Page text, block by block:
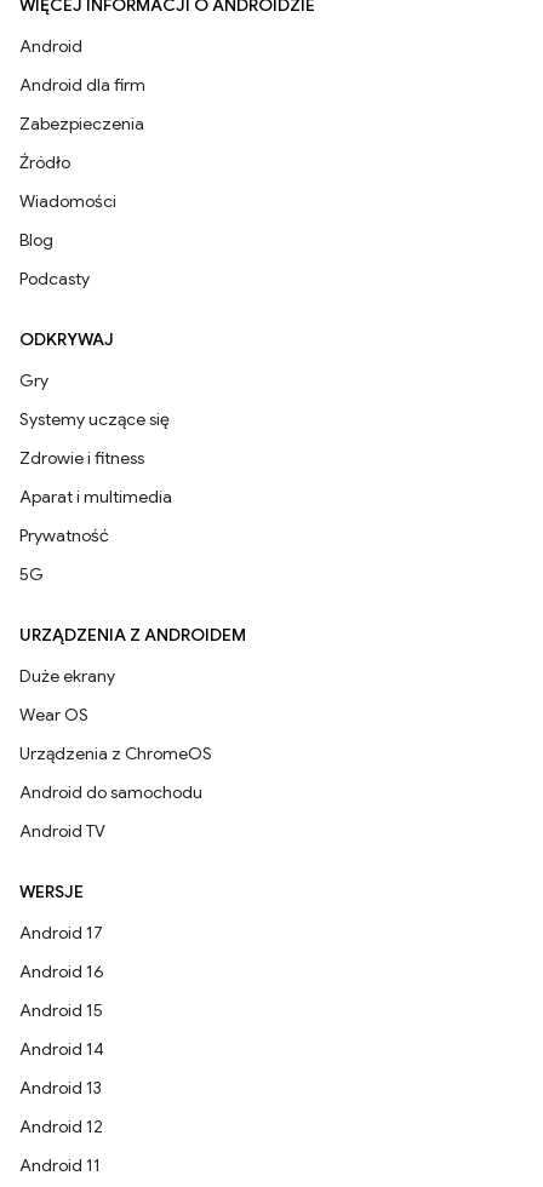
WIĘCEJ INFORMACJI O ANDROIDZIE
Android
Android dla firm
Zabezpieczenia
Źródło
Wiadomości
Blog
Podcasty
ODKRYWAJ
Gry
Systemy uczące się
Zdrowie i fitness
Aparat i multimedia
Prywatność
5G
URZĄDZENIA Z ANDROIDEM
Duże ekrany
Wear OS
Urządzenia z ChromeOS
Android do samochodu
Android TV
WERSJE
Android 17
Android 16
Android 15
Android 14
Android 13
Android 12
Android 11